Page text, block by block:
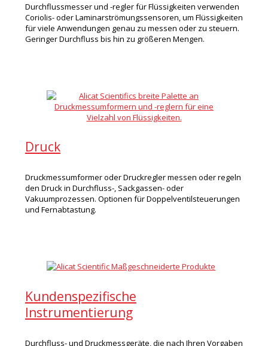
Durchflussmesser und -regler für Flüssigkeiten verwenden
Coriolis- oder Laminarströmungssensoren, um Flüssigkeiten
für viele Anwendungen genau zu messen oder zu steuern.
Geringer Durchfluss bis hin zu größeren Mengen.
Druck
Druckmessumformer oder Druckregler messen oder regeln
den Druck in Durchfluss-, Sackgassen- oder
Vakuumprozessen. Optionen für Doppelventilsteuerungen
und Fernabtastung.
Kundenspezifische
Instrumentierung
Durchfluss- und Druckmessgeräte, die nach Ihren Vorgaben